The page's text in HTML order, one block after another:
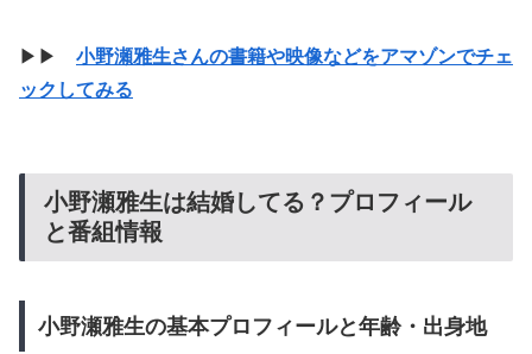
▶▶ 小野瀬雅生さんの書籍や映像などをアマゾンでチェ
ックしてみる
小野瀬雅生は結婚してる？プロフィール
と番組情報
小野瀬雅生の基本プロフィールと年齢・出身地